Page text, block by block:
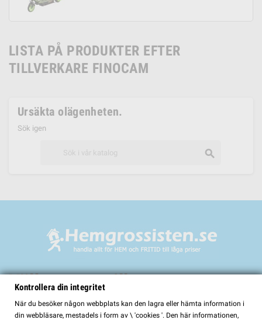
LISTA PÅ PRODUKTER EFTER
TILLVERKARE FINOCAM
Ursäkta olägenheten.
Sök igen
search
Välkommen till
HemGrossisten.se
Kontrollera din integritet
När du besöker någon webbplats kan den lagra eller hämta information i
din webbläsare, mestadels i form av \ 'cookies '. Den här informationen,